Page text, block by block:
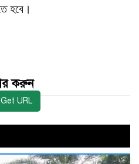
হবে।
করুন
URL